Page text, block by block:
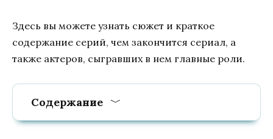
Здесь вы можете узнать сюжет и краткое
содержание серий, чем закончится сериал, а
также актеров, сыгравших в нем главные роли.
Содержание